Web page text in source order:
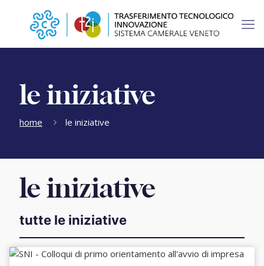
le iniziative
home le iniziative
le iniziative
tutte le iniziative